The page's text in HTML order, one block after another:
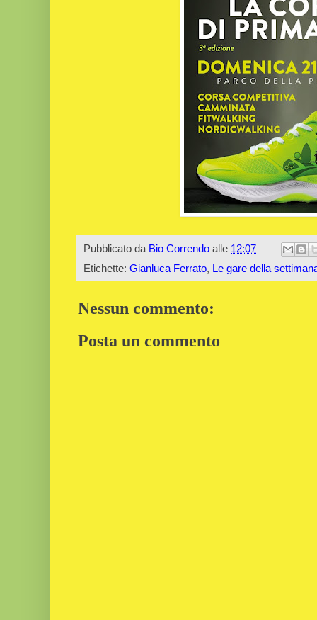
Pubblicato da Bio Correndo alle 12:07
Etichette: Gianluca Ferrato, Le gare della
Nessun commento:
Posta un commento